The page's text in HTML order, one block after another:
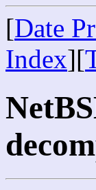
[Date
Index][